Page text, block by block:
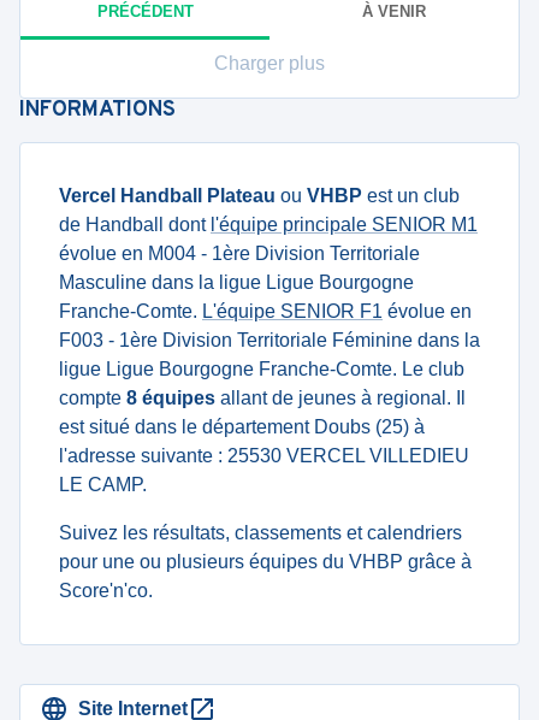
PRÉCÉDENT À VENIR
Charger plus
INFORMATIONS
Vercel Handball Plateau ou VHBP est un club
de Handball dont l'équipe principale SENIOR M1
évolue en M004 - 1ère Division Territoriale
Masculine dans la ligue Ligue Bourgogne
Franche-Comte. L'équipe SENIOR F1 évolue en
F003 - 1ère Division Territoriale Féminine dans la
ligue Ligue Bourgogne Franche-Comte. Le club
compte 8 équipes allant de jeunes à regional. Il
est situé dans le département Doubs (25) à
l'adresse suivante : 25530 VERCEL VILLEDIEU
LE CAMP.
Suivez les résultats, classements et calendriers
pour une ou plusieurs équipes du VHBP grâce à
Score'n'co.
Site Internet